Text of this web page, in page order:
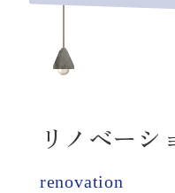
リノベーシ
renovation